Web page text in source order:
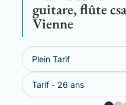
guitare, flûte
Vienne
Plein Tarif
Tarif - 26 ans